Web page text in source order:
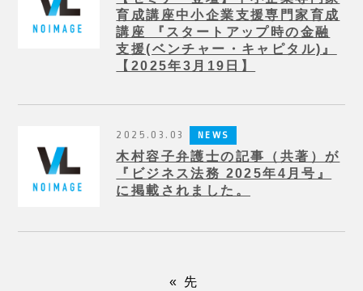
育成講座中小企業支援専門家育成
講座 『スタートアップ時の金融
支援(ベンチャー・キャピタル)』
【2025年3月19日】
2025.03.03 NEWS
木村容子弁護士の記事（共著）が
『ビジネス法務 2025年4月号』
に掲載されました。
« 先